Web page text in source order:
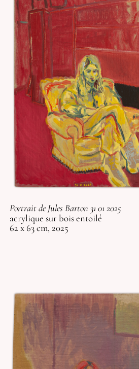
Portrait de Jules Barton 31 01 2025
acrylique sur bois entoilé
62 x 63 cm, 2025